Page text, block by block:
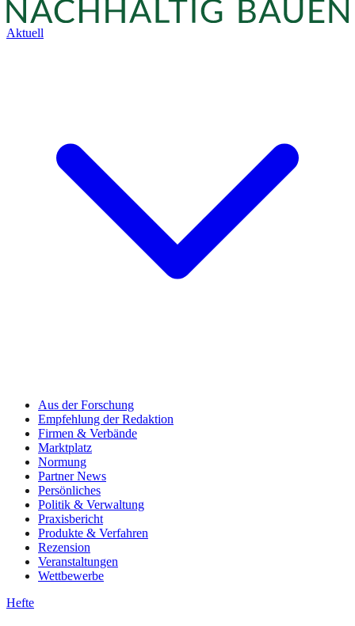
Aktuell
Aus der Forschung
Empfehlung der Redaktion
Firmen & Verbände
Marktplatz
Normung
Partner News
Persönliches
Politik & Verwaltung
Praxisbericht
Produkte & Verfahren
Rezension
Veranstaltungen
Wettbewerbe
Hefte